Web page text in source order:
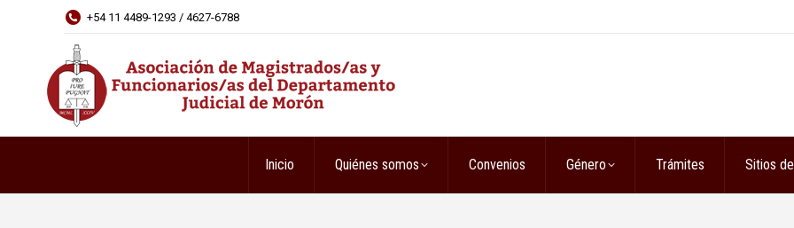
+54 11 4489-1293 / 4627-6788
Inicio Quiénes somos Convenios Género Trámites Sitios